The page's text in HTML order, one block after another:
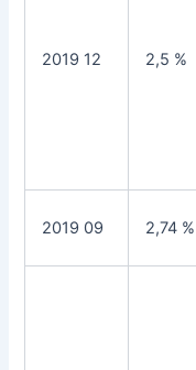
2019 12 2,5 %
2019 09 2,74 %